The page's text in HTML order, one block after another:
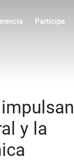
Participe
y la